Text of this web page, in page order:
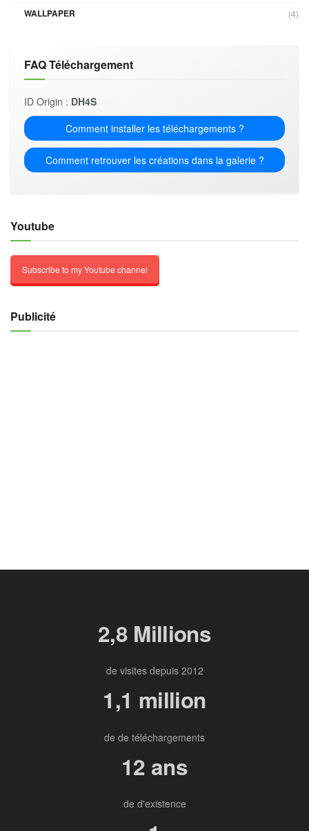
WALLPAPER (4)
FAQ Téléchargement
ID Origin : DH4S
Comment installer les téléchargements ?
Comment retrouver les créations dans la galerie ?
Youtube
Subscribe to my Youtube channel
Publicité
2,8 Millions
de visites depuis 2012
1,1 million
de de téléchargements
12 ans
de d'existence